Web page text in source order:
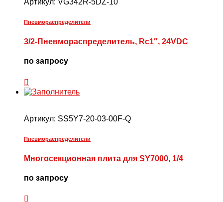
Артикул: VG342R-5DZ-10
Пневмораспределители
3/2-Пневмораспределитель, Rc1″, 24VDC
по запросу
Артикул: SS5Y7-20-03-00F-Q
Пневмораспределители
Многосекционная плита для SY7000, 1/4
по запросу